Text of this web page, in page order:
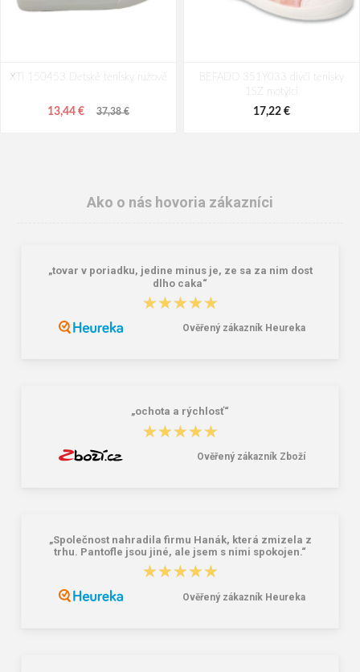
XTI 150453 Detské tenisky ružové
13,44 € 37,38 €
BEFADO 351Y033 dívčí tenisky
1SZ motýlci
17,22 €
BEFADO 351Y035 dívčí tenisky
BEFADO 351X032 chlapecké
Ako o nás hovoria zákazníci
„tovar v poriadku, jedine minus je, ze sa za nim dost
dlho caka“
★★★★★
★★★★★
Ověřený zákazník Heureka
„ochota a rýchlosť“
★★★★★
★★★★★
Ověřený zákazník Zboží
„Společnost nahradila firmu Hanák, která zmizela z
trhu. Pantofle jsou jiné, ale jsem s nimi spokojen.“
★★★★★
★★★★★
Ověřený zákazník Heureka